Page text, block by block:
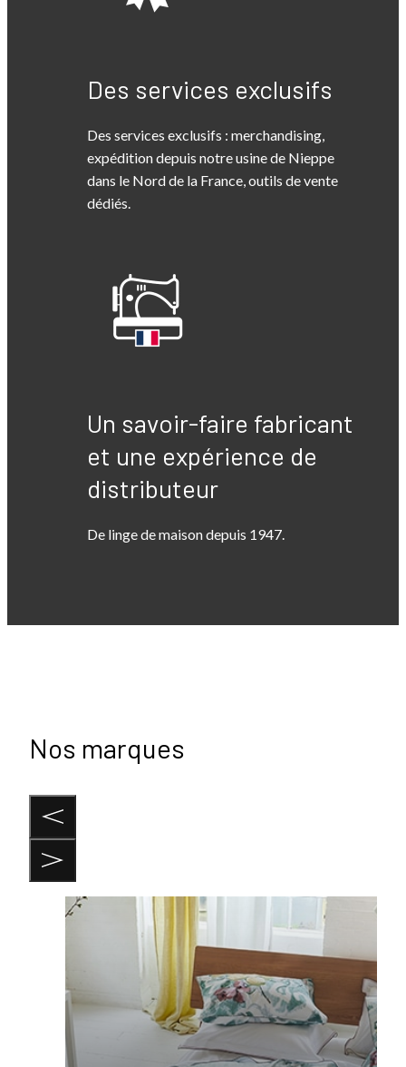
Des services exclusifs
Des services exclusifs : merchandising,
expédition depuis notre usine de Nieppe
dans le Nord de la France, outils de vente
dédiés.
Un savoir-faire fabricant
et une expérience de
distributeur
De linge de maison depuis 1947.
Nos marques